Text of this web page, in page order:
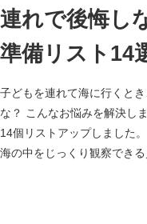
連れで後悔し
準備リスト14
子どもを連れて海に行くと
な？ こんなお悩みを解決し
14個リストアップしました
海の中をじっくり観察でき